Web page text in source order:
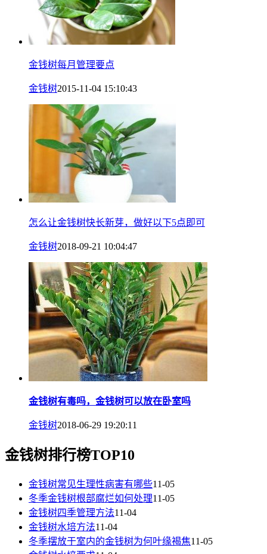
金钱树每月管理要点
金钱树2015-11-04 15:10:43
怎么让金钱树快长新芽，做好以下5点即可
金钱树2018-09-21 10:04:47
金钱树有毒吗，金钱树可以放在卧室吗
金钱树2018-06-29 19:20:11
金钱树排行榜TOP10
金钱树常见生理性病害有哪些11-05
冬季金钱树根部腐烂如何处理11-05
金钱树四季管理方法11-04
金钱树水培方法11-04
冬季摆放于室内的金钱树为何叶缘褐焦11-05